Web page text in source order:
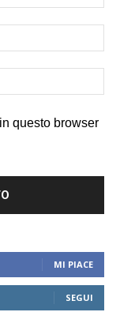
questo browser
MI PIACE
SEGUI